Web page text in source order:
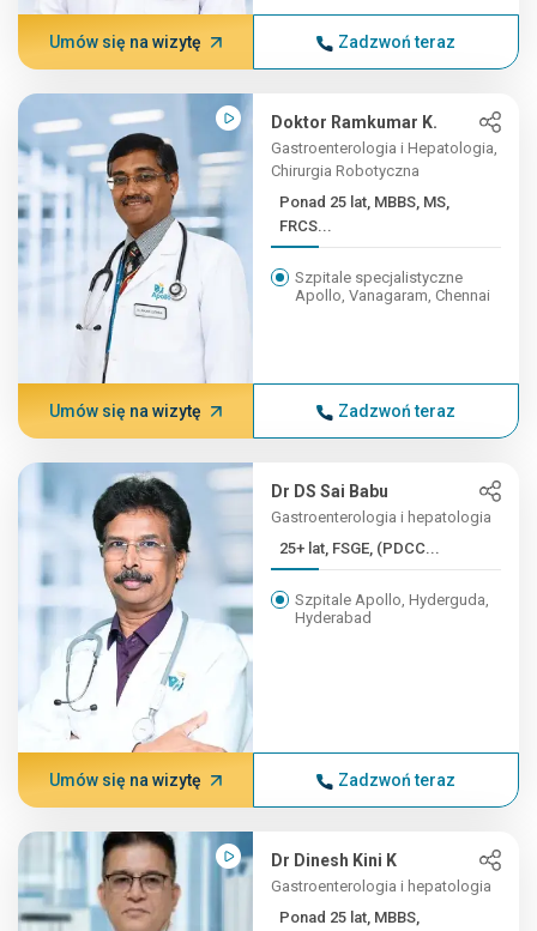
Umów się na wizytę Zadzwoń teraz
Doktor Ramkumar K.
Gastroenterologia i Hepatologia,
Chirurgia Robotyczna
Ponad 25 lat, MBBS, MS,
FRCS...
Szpitale specjalistyczne
Apollo, Vanagaram, Chennai
Umów się na wizytę Zadzwoń teraz
Dr DS Sai Babu
Gastroenterologia i hepatologia
25+ lat, FSGE, (PDCC...
Szpitale Apollo, Hyderguda,
Hyderabad
Umów się na wizytę Zadzwoń teraz
Dr Dinesh Kini K
Gastroenterologia i hepatologia
Ponad 25 lat, MBBS,